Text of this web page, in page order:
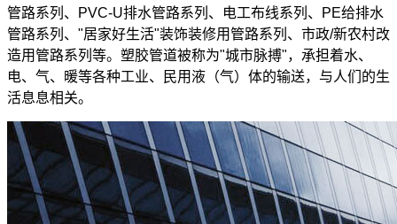
管路系列、PVC-U排水管路系列、电工布线系列、PE给排水
管路系列、"居家好生活"装饰装修用管路系列、市政/新农村改
造用管路系列等。塑胶管道被称为"城市脉搏"，承担着水、
电、气、暖等各种工业、民用液（气）体的输送，与人们的生
活息息相关。